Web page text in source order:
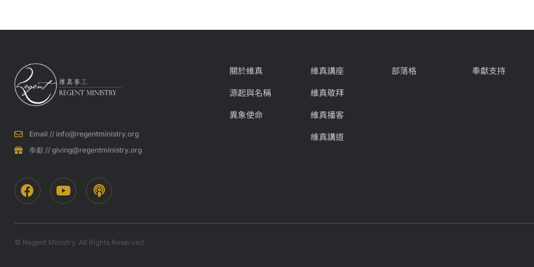
Email // info@regentministry.org
奉獻 // giving@regentministry.org
關於維真
源起與名稱​
異象使命​
維真講座
維真敬拜
維真播客
維真講道
部落格 奉獻支持
© Regent Ministry. All Rights Reserved.